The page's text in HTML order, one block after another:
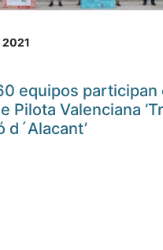
2021
equipos participan
Pilota Valenciana
d´Alacant’